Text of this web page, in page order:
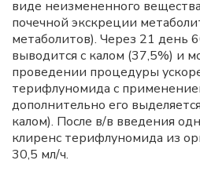
виде неизмененного
почечной экскреции
метаболитов). Через 21 день
выводится с калом (37,5%) и
проведении процедуры
терифлуномида с
дополнительно его
калом). После в/в введения
клиренс терифлуномида из
30,5 мл/ч.